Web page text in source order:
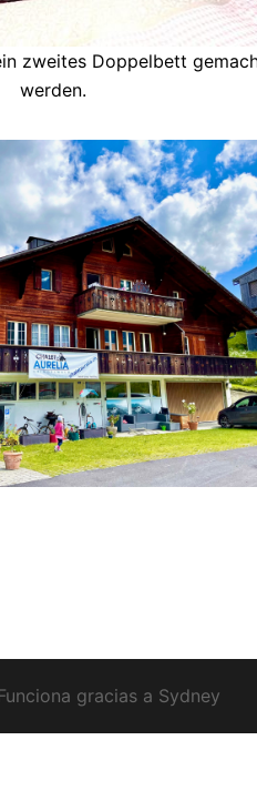
zweites Doppelbett
werden.
gracias a Sydney